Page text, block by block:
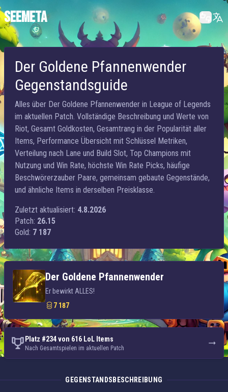
SEEMETA
Der Goldene Pfannenwender
Gegenstandsguide
Alles über Der Goldene Pfannenwender in League of Legends
im aktuellen Patch. Vollständige Beschreibung und Werte von
Riot, Gesamt Goldkosten, Gesamtrang in der Popularität aller
Items, Performance Übersicht mit Schlüssel Metriken,
Verteilung nach Lane und Build Slot, Top Champions mit
Nutzung und Win Rate, höchste Win Rate Picks, häufige
Beschwörerzauber Paare, gemeinsam gebaute Gegenstände,
und ähnliche Items in derselben Preisklasse.
Zuletzt aktualisiert: 4.8.2026
Patch: 26.15
Gold: 7 187
Der Goldene Pfannenwender
Er bewirkt ALLES!
7 187
Platz #234 von 616 LoL Items
Nach Gesamtspielen im aktuellen Patch
GEGENSTANDSBESCHREIBUNG